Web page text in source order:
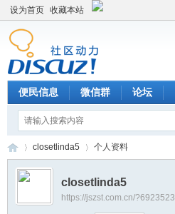
设为首页 收藏本站
便民信息 微信群 论坛
›
closetlinda5 个人资料
closetlinda5
https://jszst.com.cn/?6923523